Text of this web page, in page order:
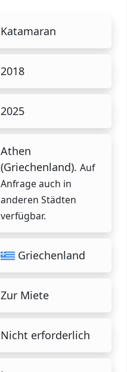
Katamaran
2018
2025
Athen
(Griechenland). Auf
Anfrage auch in
anderen Städten
verfügbar.
Griechenland
Zur Miete
Nicht erforderlich